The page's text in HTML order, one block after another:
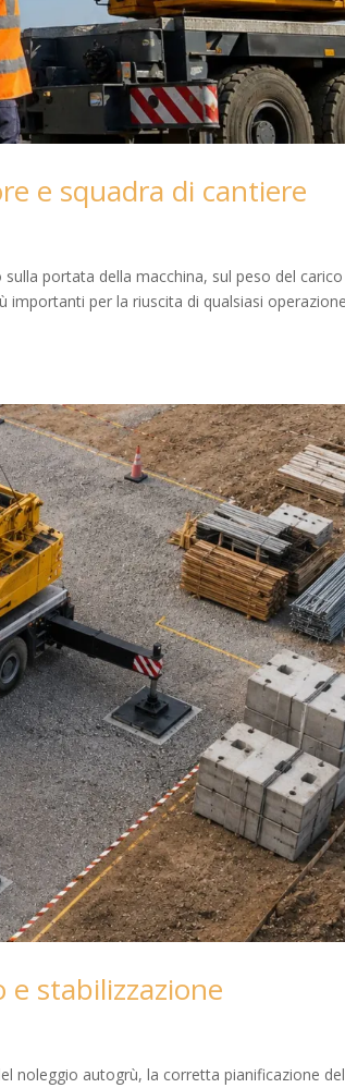
e squadra di cantiere
portata della macchina, sul peso del
importanti per la riuscita di qualsiasi
e stabilizzazione
noleggio autogrù, la corretta pianificazione